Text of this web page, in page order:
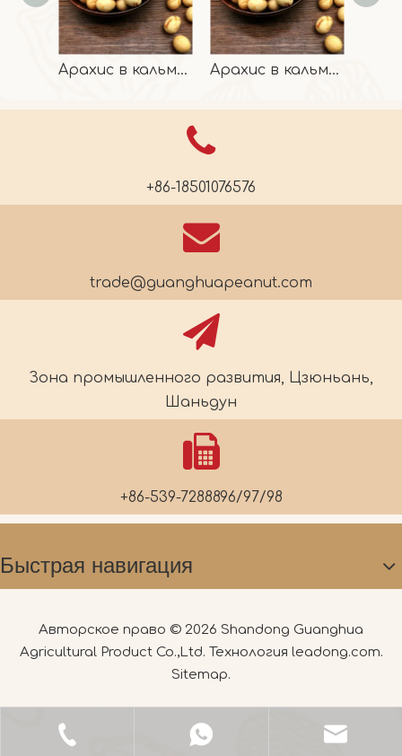
Арахис в кальмарах Арахис в кальмарах
+86-18501076576
trade@guanghuapeanut.com
Зона промышленного развития, Цзюньань,
Шаньдун
+86-539-7288896/97/98
Быстрая навигация
Авторское право © 2026 Shandong Guanghua
Agricultural Product Co.,Ltd. Технология leadong.com.
Sitemap.